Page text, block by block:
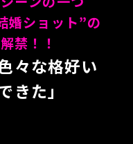
婚ショット”の
禁！！
々な格好い
きた」